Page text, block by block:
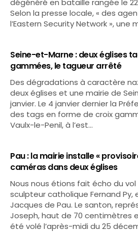
dégénéré en bataille rangée le
Selon la presse locale, « des
l’Eastern Security Network », une
Seine-et-Marne : deux églises
gammées, le tagueur arrêté
Des dégradations à caractère
deux églises et une mairie de
janvier. Le 4 janvier dernier la
des tags en forme de croix
Vaulx-le-Penil, à l’est…
Pau : la mairie installe «
caméras dans deux églises
Nous nous étions fait écho du vol
sculpteur catholique Fernand Py,
Jacques de Pau. Le santon,
Joseph, haut de 70 centimètres
été volé l’après-midi du 25